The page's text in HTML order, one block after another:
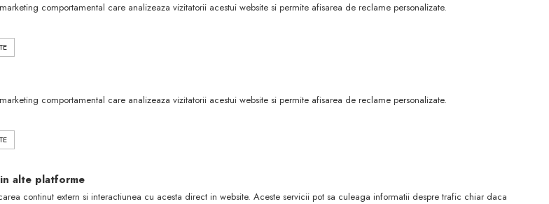
comportamental care analizeaza vizitatorii acestui website si permite afisarea de reclame personalizate.
comportamental care analizeaza vizitatorii acestui website si permite afisarea de reclame personalizate.
alte platforme
continut extern si interactiunea cu acesta direct in website. Aceste servicii pot sa culeaga informatii despre trafic chiar daca